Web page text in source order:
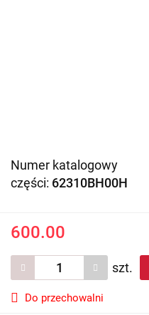
Numer katalogowy
części: 62310BH00H
600.00
szt.
Do przechowalni